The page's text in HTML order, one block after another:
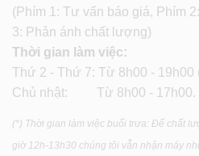
(Phím 1: Tư vấn báo giá, Phím
3: Phản ánh chất lượng)
Thời gian làm việc:
Thứ 2 - Thứ 7: Từ 8h00 - 19h00
Chủ nhật: Từ 8h00 - 17h00.
(*) Thời gian làm việc buổi trưa: Để chất
giờ 12h-13h30 chúng tôi vẫn nhận máy